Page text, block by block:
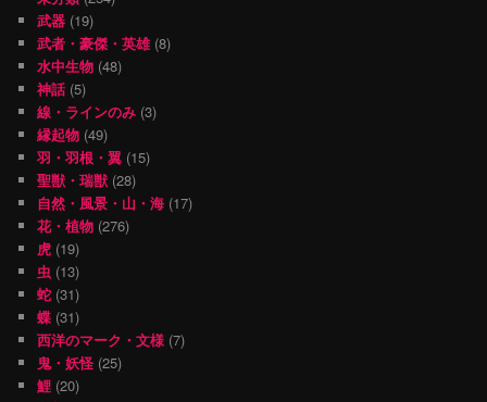
武器 (19)
武者・豪傑・英雄(8)
水中生物 (48)
神話 (5)
線・ラインのみ (3)
縁起物 (49)
羽・羽根・翼 (15)
聖獣・瑞獣 (28)
自然・風景・山・海 (17)
花・植物 (276)
虎 (19)
虫 (13)
蛇 (31)
蝶 (31)
西洋のマーク・文様 (7)
鬼・妖怪 (25)
鯉 (20)